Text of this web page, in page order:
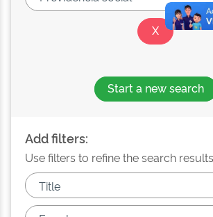
Start a new search
Add filters:
Use filters to refine the search